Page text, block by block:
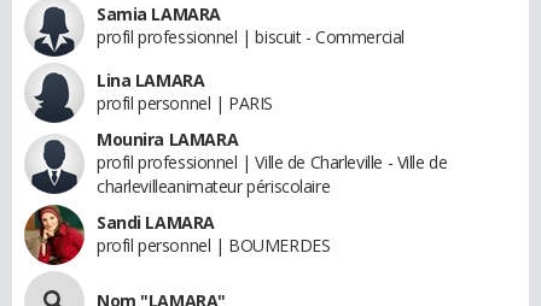
Samia LAMARA
profil professionnel | biscuit - Commercial
Lina LAMARA
profil personnel | PARIS
Mounira LAMARA
profil professionnel | Ville de Charleville - Ville de
charlevilleanimateur périscolaire
Sandi LAMARA
profil personnel | BOUMERDES
Nom "LAMARA"